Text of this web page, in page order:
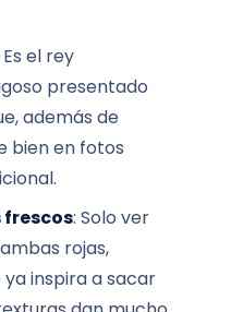
Es el rey
presentado
además de
bien en fotos
frescos: Solo ver
rojas,
inspira a sacar